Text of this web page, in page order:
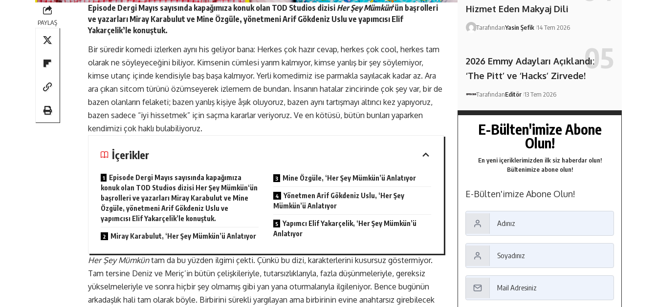
PAYLAŞ
Episode Dergi Mayıs sayısında kapağımıza konuk olan TOD Studios dizisi Her Şey Mümkün‘ün başrolleri
ve yazarları Miray Karabulut ve Mine Özgüle, yönetmeni Arif Gökdeniz Uslu ve yapımcısı Elif
Yakarçelik’le konuştuk.
Bir süredir komedi izlerken aynı his geliyor bana: Herkes çok hazır cevap, herkes çok cool, herkes tam
olarak ne söyleyeceğini biliyor. Kimsenin cümlesi yarım kalmıyor, kimse yanlış bir şey söylemiyor,
kimse utanç içinde kendisiyle baş başa kalmıyor. Yerli komedimiz ise parmakla sayılacak kadar az. Ara
ara çıkan sitcom türünü özümseyerek izlemem de bundan. İnsanın hatalar zincirinde çok şey var, bir de
bazen olanların felaketi; bazen yanlış kişiye âşık oluyoruz, bazen aynı tartışmayı altıncı kez yapıyoruz,
bazen sadece “iyi hissetmek” için saçma kararlar veriyoruz. Ve en kötüsü, bütün bunları yaparken
kendimizi çok haklı bulabiliyoruz.
İçerikler
Episode Dergi Mayıs sayısında kapağımıza
konuk olan TOD Studios dizisi Her Şey Mümkün‘ün
başrolleri ve yazarları Miray Karabulut ve Mine
Özgüle, yönetmeni Arif Gökdeniz Uslu ve
yapımcısı Elif Yakarçelik’le konuştuk.
Miray Karabulut, ‘Her Şey Mümkün’ü Anlatıyor
Mine Özgüle, ‘Her Şey Mümkün’ü Anlatıyor
Yönetmen Arif Gökdeniz Uslu, ‘Her Şey
Mümkün’ü Anlatıyor
Yapımcı Elif Yakarçelik, ‘Her Şey Mümkün’ü
Anlatıyor
Her Şey Mümküntam da bu yüzden ilgimi çekti. Çünkü bu dizi, karakterlerini kusursuz göstermiyor.
Tam tersine Deniz ve Meriç’in bütün çelişkileriyle, tutarsızlıklarıyla, fazla düşünmeleriyle, gereksiz
yükselmeleriyle ve sonra hiçbir şey olmamış gibi yan yana oturmalarıyla ilgileniyor. Bence bugünün
arkadaşlık hali tam olarak böyle. Birbirini sürekli yargılayan ama birbirinin evine anahtarsız girebilecek
Hizmet Eden Makyaj Dili
TarafındanYasin Şefik 14 Tem 2026
2026 Emmy Adayları Açıklandı:
‘The Pitt’ ve ‘Hacks’ Zirvede!
TarafındanEditör 13 Tem 2026
E-Bülten'imize Abone
Olun!
En yeni içeriklerimizden ilk siz haberdar olun!
Bültenimize abone olun!
E-Bülten'imize Abone Olun!